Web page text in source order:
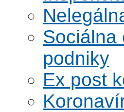
Sociálna
podniky
Ex post